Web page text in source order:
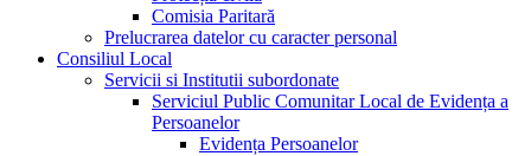
Comisia Paritară
Prelucrarea datelor cu caracter personal
Consiliul Local
Servicii si Institutii subordonate
Serviciul Public Comunitar Local de Evidența a
Persoanelor
Evidența Persoanelor